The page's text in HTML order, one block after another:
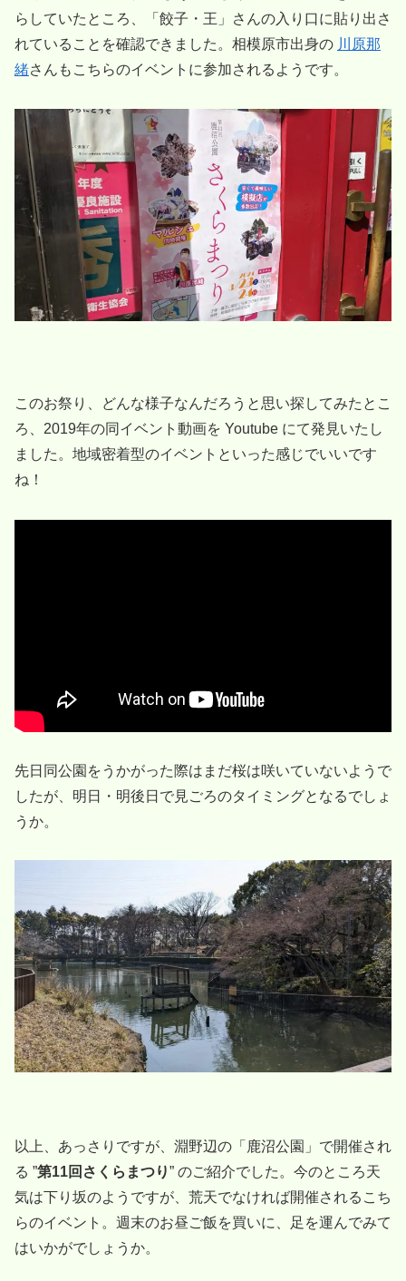
らしていたところ、「餃子・王」さんの入り口に貼り出さ
れていることを確認できました。相模原市出身の 川原那
緒さんもこちらのイベントに参加されるようです。
このお祭り、どんな様子なんだろうと思い探してみたとこ
ろ、2019年の同イベント動画を Youtube にて発見いたし
ました。地域密着型のイベントといった感じでいいです
ね！
先日同公園をうかがった際はまだ桜は咲いていないようで
したが、明日・明後日で見ごろのタイミングとなるでしょ
うか。
以上、あっさりですが、淵野辺の「鹿沼公園」で開催され
る ”第11回さくらまつり” のご紹介でした。今のところ天
気は下り坂のようですが、荒天でなければ開催されるこち
らのイベント。週末のお昼ご飯を買いに、足を運んでみて
はいかがでしょうか。